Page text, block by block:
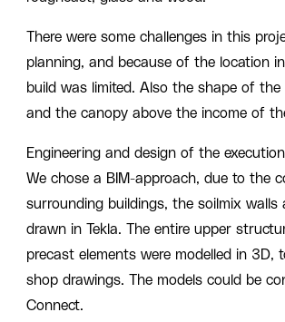
There were some challenges in this
planning, and because of the location
build was limited. Also the shape of
and the canopy above the income of
Engineering and design of the
We chose a BIM-approach, due to the
surrounding buildings, the soilmix
drawn in Tekla. The entire upper
precast elements were modelled in 3D,
shop drawings. The models could be
Connect.